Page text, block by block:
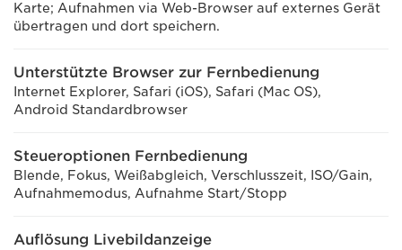
Karte; Aufnahmen via Web-Browser auf externes Gerät
übertragen und dort speichern.
Unterstützte Browser zur Fernbedienung
Internet Explorer, Safari (iOS), Safari (Mac OS),
Android Standardbrowser
Steueroptionen Fernbedienung
Blende, Fokus, Weißabgleich, Verschlusszeit, ISO/Gain,
Aufnahmemodus, Aufnahme Start/Stopp
Auflösung Livebildanzeige